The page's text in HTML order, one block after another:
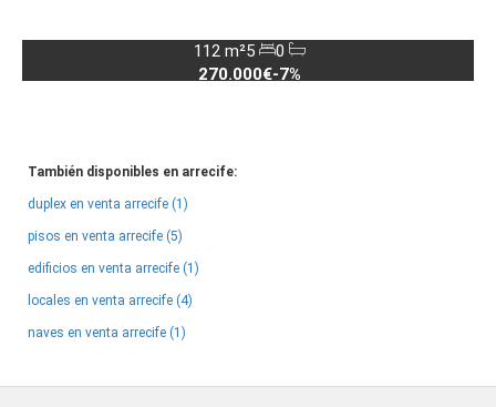
112 m²5
0
270.000€-7%
También disponibles en arrecife:
duplex en venta arrecife (1)
pisos en venta arrecife (5)
edificios en venta arrecife (1)
locales en venta arrecife (4)
naves en venta arrecife (1)